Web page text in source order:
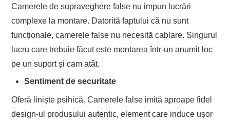
Camerele de supraveghere false nu impun lucrări
complexe la montare. Datorită faptului că nu sunt
funcționale, camerele false nu necesită cablare. Singurul
lucru care trebuie făcut este montarea într-un anumit loc
pe un suport și cam atât.
Sentiment de securitate
Oferă liniște psihică. Camerele false imită aproape fidel
design-ul produsului autentic, element care induce ușor